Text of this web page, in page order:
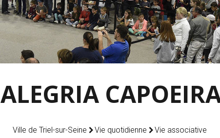
ALEGRIA
Ville de Triel-sur-Seine Vie quotidienne
Vie associative